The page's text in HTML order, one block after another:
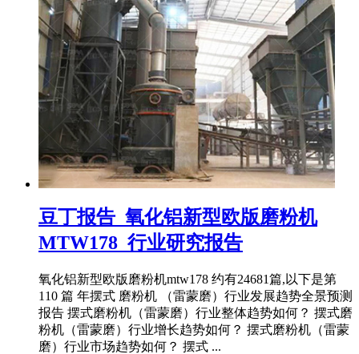
豆丁报告_氧化铝新型欧版磨粉机
MTW178_行业研究报告
氧化铝新型欧版磨粉机mtw178 约有24681篇,以下是第
110 篇 年摆式 磨粉机 （雷蒙磨）行业发展趋势全景预测
报告 摆式磨粉机（雷蒙磨）行业整体趋势如何？ 摆式磨
粉机（雷蒙磨）行业增长趋势如何？ 摆式磨粉机（雷蒙
磨）行业市场趋势如何？ 摆式 ...